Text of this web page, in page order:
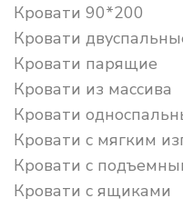
Кровати 90*200
Кровати
Кровати парящие
Кровати из массива
Кровати
Кровати с мягким
Кровати с
Кровати с ящиками